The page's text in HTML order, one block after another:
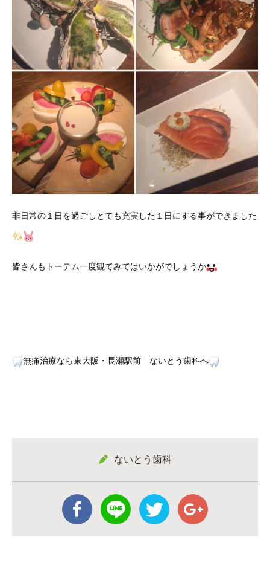
非日常の１日を過ごしとても充実した１日にする事ができました
皆さんもトーテム一度観てみてはいかがでしょうか
無痛治療なら東大阪・長瀬駅前 ないとう歯科へ
ないとう歯科